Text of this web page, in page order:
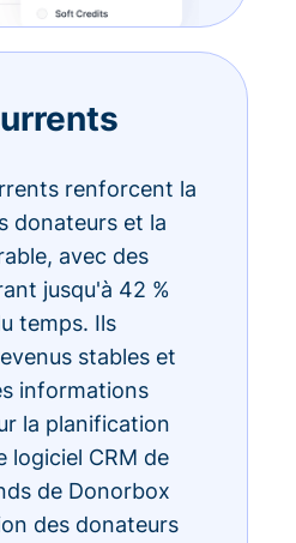
renforcent la
donateurs et la
avec des
jusqu'à 42 %
temps. Ils
stables et
informations
la planification
logiciel CRM de
de Donorbox
des donateurs